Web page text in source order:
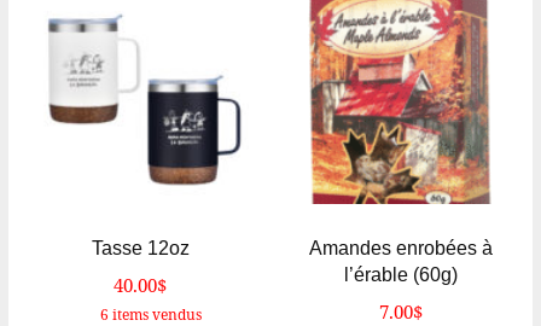
Tasse 12oz
40.00$
6 items vendus
Amandes enrobées à
l’érable (60g)
7.00$